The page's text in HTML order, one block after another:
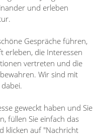
und erleben
Gespräche führen,
erleben, die Interessen
vertreten und die
Wir sind mit
geweckt haben und Sie
füllen Sie einfach das
klicken auf "Nachricht